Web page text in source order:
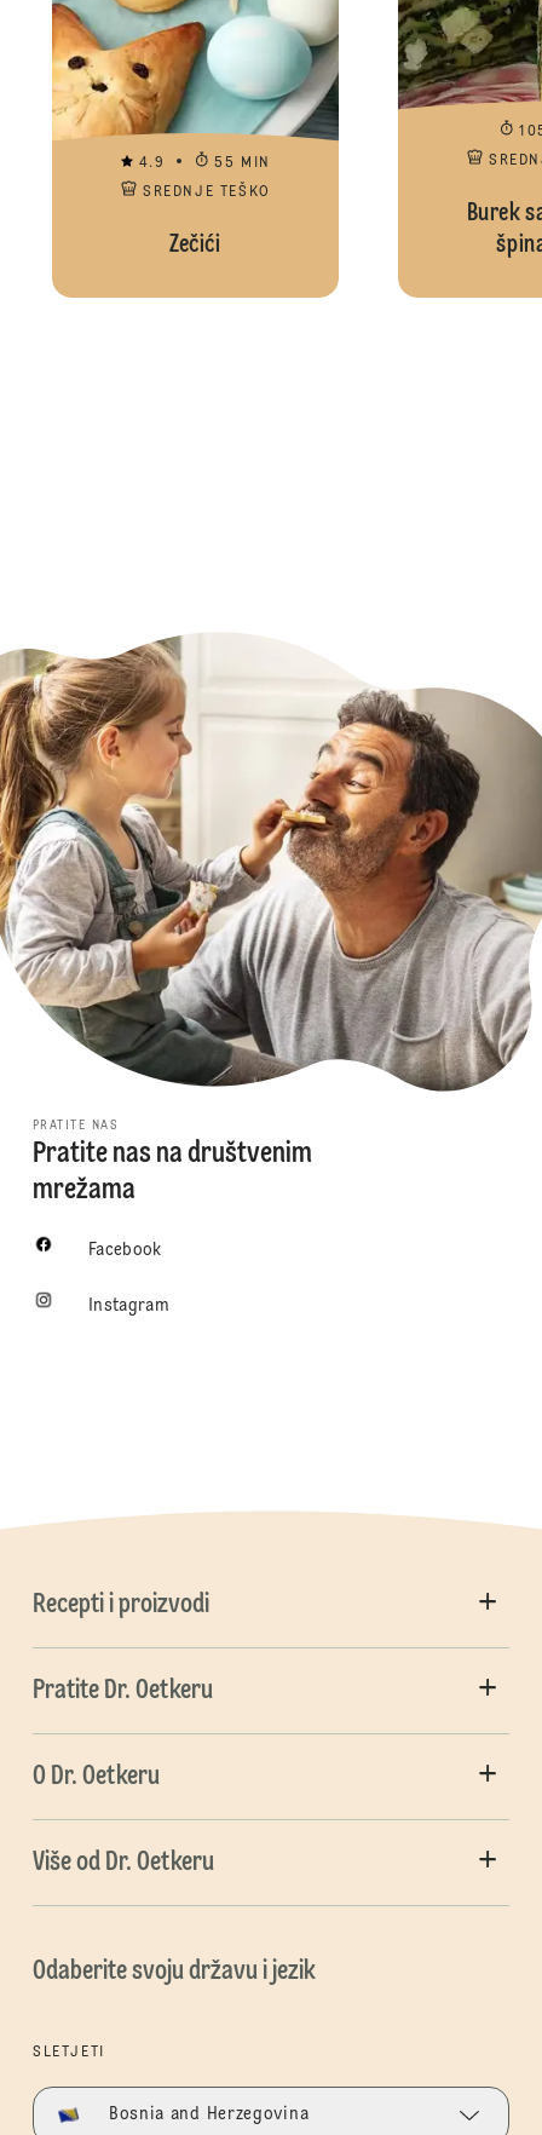
4.9
55 MIN
SREDNJE TEŠKO
Zečići
Burek
PRATITE NAS
Pratite nas na društvenim
mrežama
Facebook
Instagram
Recepti i proizvodi
Pratite Dr. Oetkeru
O Dr. Oetkeru
Više od Dr. Oetkeru
Odaberite svoju državu i jezik
SLETJETI
Bosnia and Herzegovina